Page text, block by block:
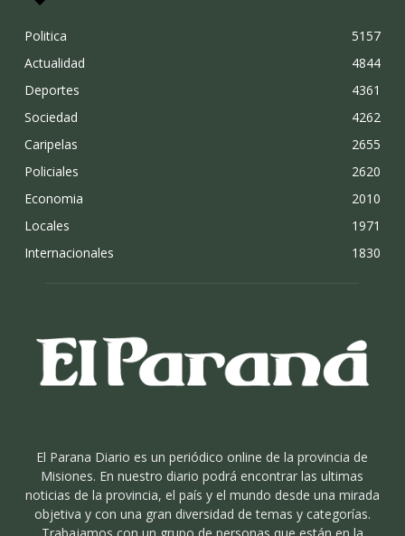
Politica
5157
Actualidad
4844
Deportes
4361
Sociedad
4262
Caripelas
2655
Policiales
2620
Economia
2010
Locales
1971
Internacionales
1830
El Parana Diario es un periódico online de la provincia de
Misiones. En nuestro diario podrá encontrar las ultimas
noticias de la provincia, el país y el mundo desde una mirada
objetiva y con una gran diversidad de temas y categorías.